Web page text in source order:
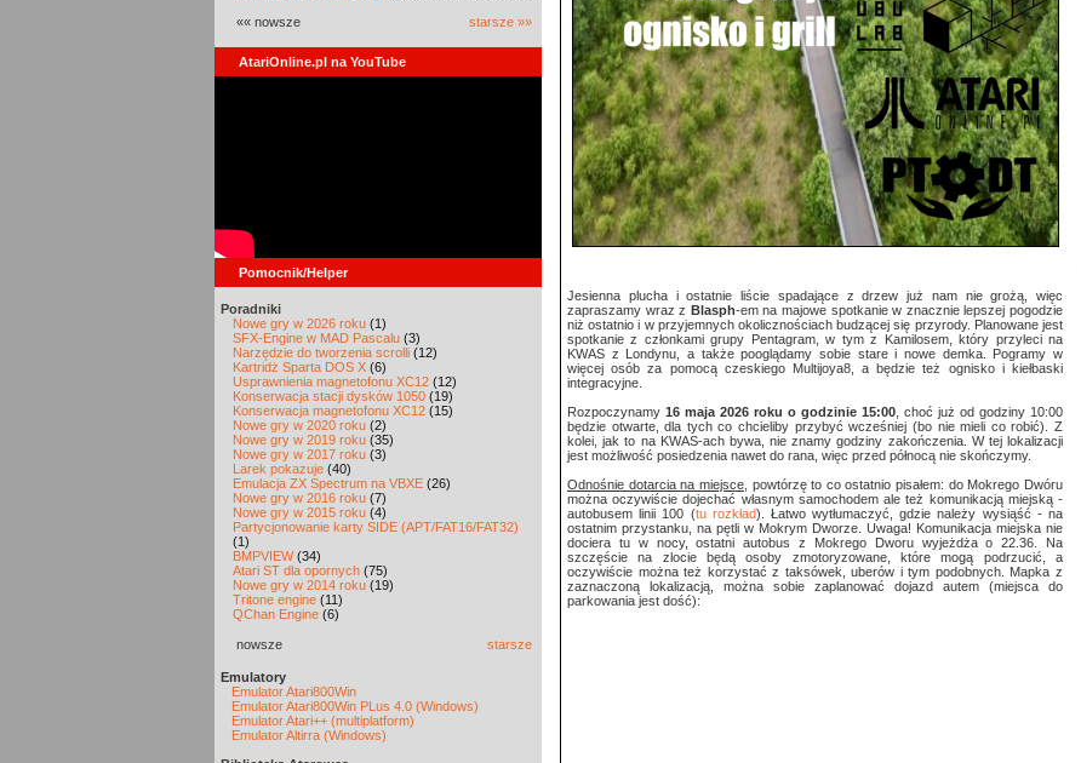
«« nowsze starsze »»
AtariOnline.pl na YouTube
Pomocnik/Helper
Poradniki
Nowe gry w 2026 roku (1)
SFX-Engine w MAD Pascalu (3)
Narzędzie do tworzenia scrolli (12)
Kartridż Sparta DOS X (6)
Usprawnienia magnetofonu XC12 (12)
Konserwacja stacji dysków 1050 (19)
Konserwacja magnetofonu XC12 (15)
Nowe gry w 2020 roku (2)
Nowe gry w 2019 roku (35)
Nowe gry w 2017 roku (3)
Larek pokazuje (40)
Emulacja ZX Spectrum na VBXE (26)
Nowe gry w 2016 roku (7)
Nowe gry w 2015 roku (4)
Partycjonowanie karty SIDE (APT/FAT16/FAT32)
(1)
BMPVIEW(34)
Atari ST dla opornych (75)
Nowe gry w 2014 roku (19)
Tritone engine (11)
QChan Engine (6)
nowsze starsze
Emulatory
Emulator Atari800Win
Emulator Atari800Win PLus 4.0 (Windows)
Emulator Atari++ (multiplatform)
Emulator Altirra (Windows)
Jesienna plucha i ostatnie liście spadające z drzew już nam nie grożą, więc
zapraszamy wraz z Blasph-em na majowe spotkanie w znacznie lepszej pogodzie
niż ostatnio i w przyjemnych okolicznościach budzącej się przyrody. Planowane jest
spotkanie z członkami grupy Pentagram, w tym z Kamilosem, który przyleci na
KWAS z Londynu, a także pooglądamy sobie stare i nowe demka. Pogramy w
więcej osób za pomocą czeskiego Multijoya8, a będzie też ognisko i kiełbaski
integracyjne.
Rozpoczynamy 16 maja 2026 roku o godzinie 15:00 , choć już od godziny 10:00
będzie otwarte, dla tych co chcieliby przybyć wcześniej (bo nie mieli co robić). Z
kolei, jak to na KWAS-ach bywa, nie znamy godziny zakończenia. W tej lokalizacji
jest możliwość posiedzenia nawet do rana, więc przed północą nie skończymy.
Odnośnie dotarcia na miejsce, powtórzę to co ostatnio pisałem: do Mokrego Dwóru
można oczywiście dojechać własnym samochodem ale też komunikacją miejską -
autobusem linii 100 (tu rozkład). Łatwo wytłumaczyć, gdzie należy wysiąść - na
ostatnim przystanku, na pętli w Mokrym Dworze. Uwaga! Komunikacja miejska nie
dociera tu w nocy, ostatni autobus z Mokrego Dworu wyjeżdża o 22.36. Na
szczęście na zlocie będą osoby zmotoryzowane, które mogą podrzucić, a
oczywiście można też korzystać z taksówek, uberów i tym podobnych. Mapka z
zaznaczoną lokalizacją, można sobie zaplanować dojazd autem (miejsca do
parkowania jest dość):